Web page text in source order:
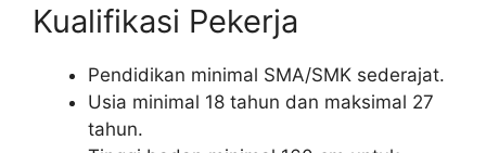
Kualifikasi Pekerja
Pendidikan minimal SMA/SMK sederajat.
Usia minimal 18 tahun dan maksimal 27
tahun.